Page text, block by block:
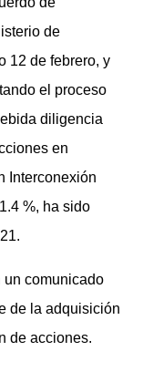
de
12 de febrero, y
el proceso
diligencia
en
Interconexión
%, ha sido
un comunicado
de la adquisición
de acciones.